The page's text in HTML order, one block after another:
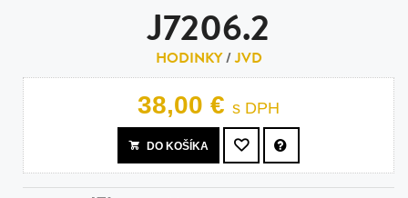
J7206.2
HODINKY/JVD
38,00 € s DPH
DO KOŠÍKA